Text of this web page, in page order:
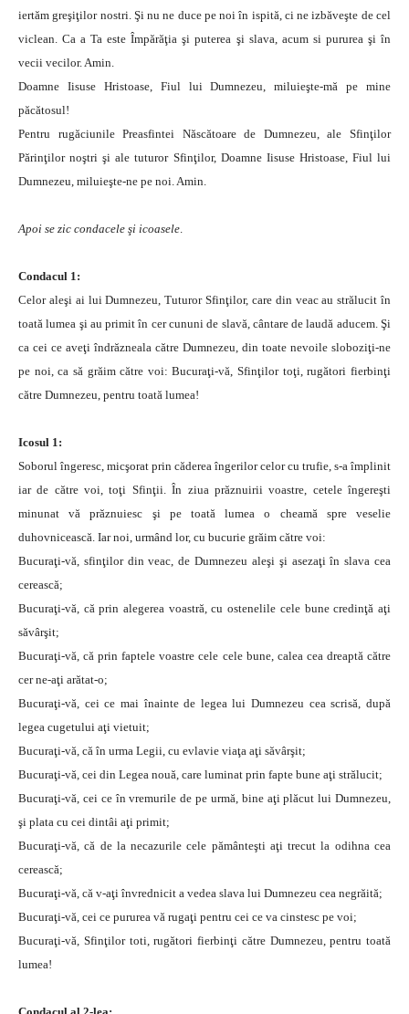
iertăm greşiţilor nostri. Şi nu ne duce pe noi în ispită, ci ne izbăveşte de cel
viclean. Ca a Ta este Împărăţia şi puterea şi slava, acum si pururea şi în
vecii vecilor. Amin.
Doamne Iisuse Hristoase, Fiul lui Dumnezeu, miluieşte-mă pe mine
păcătosul!
Pentru rugăciunile Preasfintei Născătoare de Dumnezeu, ale Sfinţilor
Părinţilor noştri şi ale tuturor Sfinţilor, Doamne Iisuse Hristoase, Fiul lui
Dumnezeu, miluieşte-ne pe noi. Amin.
Apoi se zic condacele şi icoasele.
Condacul 1:
Celor aleşi ai lui Dumnezeu, Tuturor Sfinţilor, care din veac au strălucit în
toată lumea şi au primit în cer cununi de slavă, cântare de laudă aducem. Şi
ca cei ce aveţi îndrăzneala către Dumnezeu, din toate nevoile sloboziţi-ne
pe noi, ca să grăim către voi: Bucuraţi-vă, Sfinţilor toţi, rugători fierbinţi
către Dumnezeu, pentru toată lumea!
Icosul 1:
Soborul îngeresc, micşorat prin căderea îngerilor celor cu trufie, s-a împlinit
iar de către voi, toţi Sfinţii. În ziua prăznuirii voastre, cetele îngereşti
minunat vă prăznuiesc şi pe toată lumea o cheamă spre veselie
duhovnicească. Iar noi, urmând lor, cu bucurie grăim către voi:
Bucuraţi-vă, sfinţilor din veac, de Dumnezeu aleşi şi asezaţi în slava cea
cerească;
Bucuraţi-vă, că prin alegerea voastră, cu ostenelile cele bune credinţă aţi
săvârşit;
Bucuraţi-vă, că prin faptele voastre cele cele bune, calea cea dreaptă către
cer ne-aţi arătat-o;
Bucuraţi-vă, cei ce mai înainte de legea lui Dumnezeu cea scrisă, după
legea cugetului aţi vietuit;
Bucuraţi-vă, că în urma Legii, cu evlavie viaţa aţi săvârşit;
Bucuraţi-vă, cei din Legea nouă, care luminat prin fapte bune aţi strălucit;
Bucuraţi-vă, cei ce în vremurile de pe urmă, bine aţi plăcut lui Dumnezeu,
şi plata cu cei dintâi aţi primit;
Bucuraţi-vă, că de la necazurile cele pământeşti aţi trecut la odihna cea
cerească;
Bucuraţi-vă, că v-aţi învrednicit a vedea slava lui Dumnezeu cea negrăită;
Bucuraţi-vă, cei ce pururea vă rugaţi pentru cei ce va cinstesc pe voi;
Bucuraţi-vă, Sfinţilor toti, rugători fierbinţi către Dumnezeu, pentru toată
lumea!